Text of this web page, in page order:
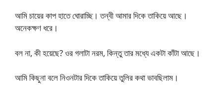
আমি চায়ের কাপ হাতে ঘোরাচ্ছি। তন্বী আমার দিকে তাকিয়ে আছে।
অনেকক্ষণ ধরে।
বল না, কী হয়েছে? ওর গলাটা নরম, কিন্তু তার মধ্যে একটা কাঁটা আছে।
আমি কিছুনা বলে নিওনটার দিকে তাকিয়ে তুলির কথা ভাবছিলাম।